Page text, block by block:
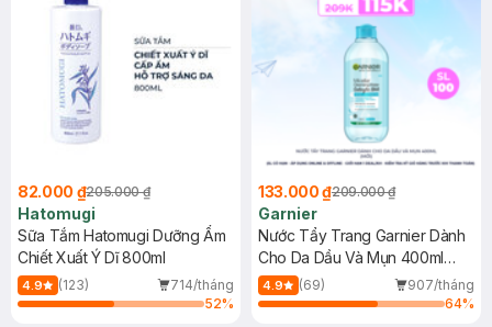
82.000 ₫205.000 ₫
Hatomugi
Sữa Tắm Hatomugi Dưỡng Ẩm
Chiết Xuất Ý Dĩ 800ml
4.9 (123)
714/tháng
52%
133.000 ₫209.000 ₫
Garnier
Nước Tẩy Trang Garnier Dành
Cho Da Dầu Và Mụn 400ml
(Mới)
4.9 (69)
907/tháng
64%